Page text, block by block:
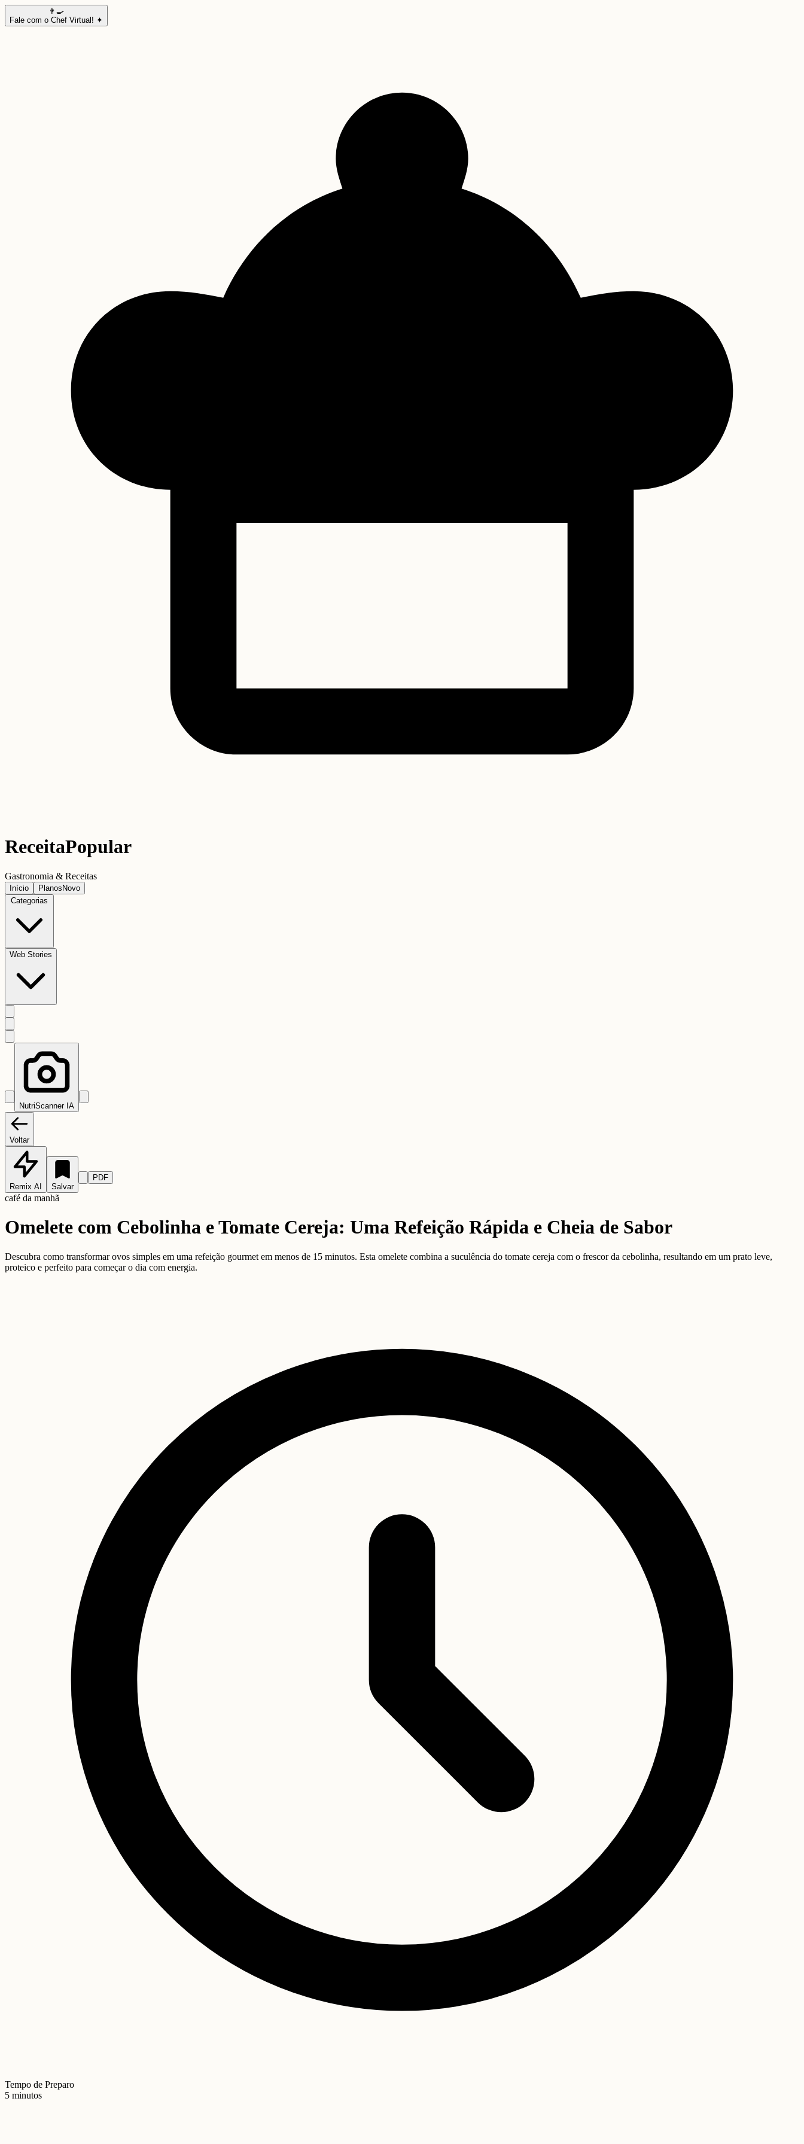
👨‍🍳
Fale com o Chef Virtual! ✦
ReceitaPopular
Gastronomia & Receitas
Início Planos Novo
Categorias
Web Stories
NutriScanner IA
Voltar
Remix AI Salvar
PDF
café da manhã
Omelete com Cebolinha e Tomate Cereja: Uma Refeição Rápida e Cheia de Sabor
Descubra como transformar ovos simples em uma refeição gourmet em menos de 15 minutos. Esta omelete combina a suculência do tomate cereja com o frescor da cebolinha, resultando em um prato leve,
proteico e perfeito para começar o dia com energia.
Tempo de Preparo
5 minutos